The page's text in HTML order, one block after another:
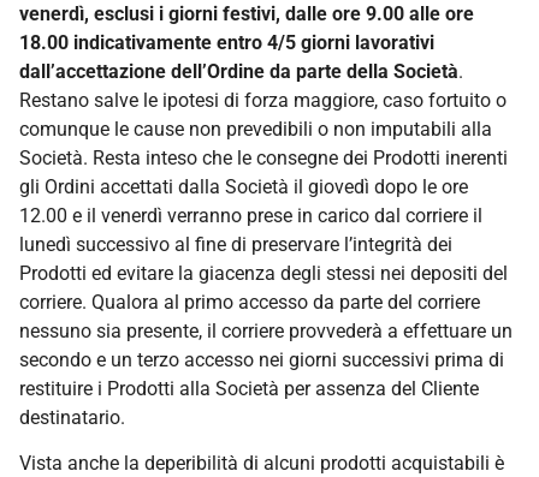
venerdì, esclusi i giorni festivi, dalle ore 9.00 alle ore
18.00 indicativamente entro 4/5 giorni lavorativi
dall’accettazione dell’Ordine da parte della Società.
Restano salve le ipotesi di forza maggiore, caso fortuito o
comunque le cause non prevedibili o non imputabili alla
Società. Resta inteso che le consegne dei Prodotti inerenti
gli Ordini accettati dalla Società il giovedì dopo le ore
12.00 e il venerdì verranno prese in carico dal corriere il
lunedì successivo al fine di preservare l’integrità dei
Prodotti ed evitare la giacenza degli stessi nei depositi del
corriere. Qualora al primo accesso da parte del corriere
nessuno sia presente, il corriere provvederà a effettuare un
secondo e un terzo accesso nei giorni successivi prima di
restituire i Prodotti alla Società per assenza del Cliente
destinatario.
Vista anche la deperibilità di alcuni prodotti acquistabili è